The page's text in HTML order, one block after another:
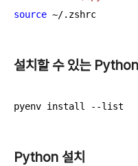
source ~/.zshrc
설치할 수 있는
pyenv install --list
Python 설치